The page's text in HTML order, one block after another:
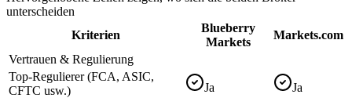
unterscheiden
Kriterien
Blueberry
Markets
Markets.com
Vertrauen & Regulierung
Top-Regulierer (FCA, ASIC,
CFTC usw.)
Ja
Ja